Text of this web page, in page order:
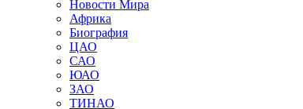
Новости Мира
Африка
Биография
ЦАО
САО
ЮАО
ЗАО
ТИНАО